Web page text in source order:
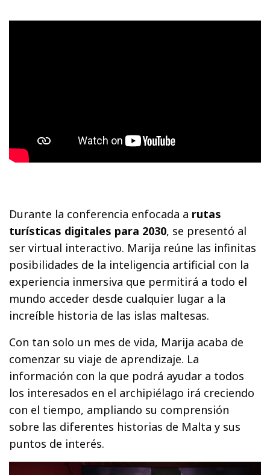
Durante la conferencia enfocada a rutas
turísticas digitales para 2030, se presentó al
ser virtual interactivo. Marija reúne las infinitas
posibilidades de la inteligencia artificial con la
experiencia inmersiva que permitirá a todo el
mundo acceder desde cualquier lugar a la
increíble historia de las islas maltesas.
Con tan solo un mes de vida, Marija acaba de
comenzar su viaje de aprendizaje. La
información con la que podrá ayudar a todos
los interesados en el archipiélago irá creciendo
con el tiempo, ampliando su comprensión
sobre las diferentes historias de Malta y sus
puntos de interés.